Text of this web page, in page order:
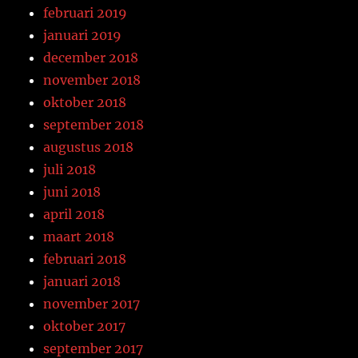
februari 2019
januari 2019
december 2018
november 2018
oktober 2018
september 2018
augustus 2018
juli 2018
juni 2018
april 2018
maart 2018
februari 2018
januari 2018
november 2017
oktober 2017
september 2017